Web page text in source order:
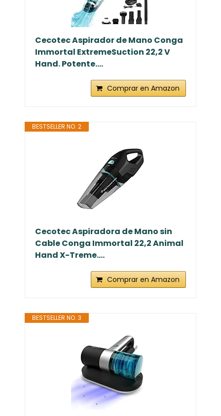
Cecotec Aspirador de Mano Conga
Immortal ExtremeSuction 22,2 V
Hand. Potente....
Comprar en Amazon
BESTSELLER NO. 2
Cecotec Aspiradora de Mano sin
Cable Conga Immortal 22,2 Animal
Hand X-Treme....
Comprar en Amazon
BESTSELLER NO. 3